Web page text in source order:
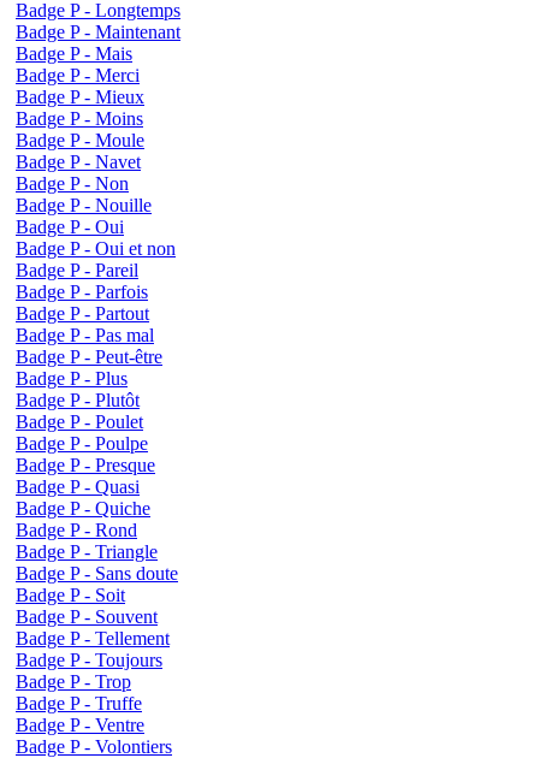
Badge P - Longtemps
Badge P - Maintenant
Badge P - Mais
Badge P - Merci
Badge P - Mieux
Badge P - Moins
Badge P - Moule
Badge P - Navet
Badge P - Non
Badge P - Nouille
Badge P - Oui
Badge P - Oui et non
Badge P - Pareil
Badge P - Parfois
Badge P - Partout
Badge P - Pas mal
Badge P - Peut-être
Badge P - Plus
Badge P - Plutôt
Badge P - Poulet
Badge P - Poulpe
Badge P - Presque
Badge P - Quasi
Badge P - Quiche
Badge P - Rond
Badge P - Triangle
Badge P - Sans doute
Badge P - Soit
Badge P - Souvent
Badge P - Tellement
Badge P - Toujours
Badge P - Trop
Badge P - Truffe
Badge P - Ventre
Badge P - Volontiers